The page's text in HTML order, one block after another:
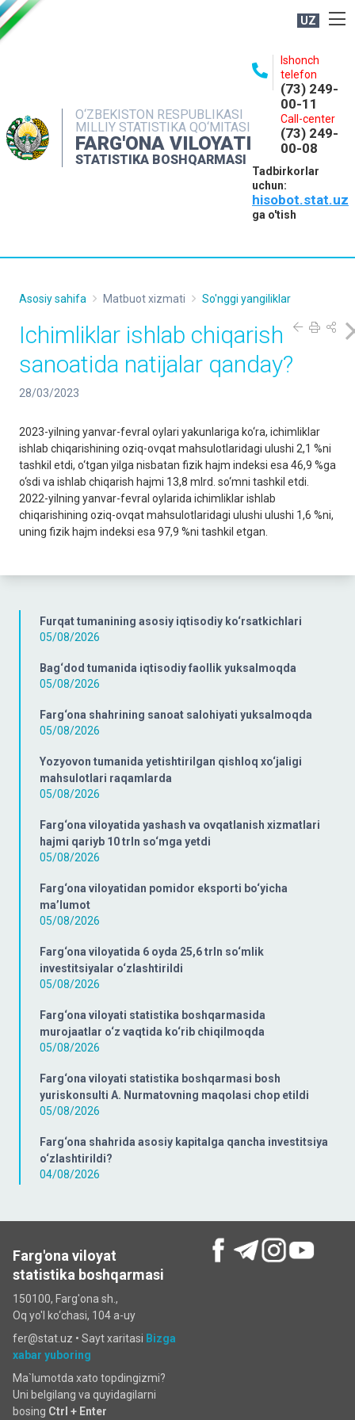
UZ
O‘ZBEKISTON RESPUBLIKASI
MILLIY STATISTIKA QO‘MITASI
FARG'ONA VILOYATI
STATISTIKA BOSHQARMASI
Ishonch
telefon
(73) 249-
00-11
Call-center
(73) 249-
00-08
Tadbirkorlar
uchun:
hisobot.stat.uz
ga o'tish
NASHRLAR
INTERAKTIV XIZMATLAR
MATBUOT XIZMATI
Furqat tumanining asosiy iqtisodiy ko‘rsatkichlari
05/08/2026
Bag‘dod tumanida iqtisodiy faollik yuksalmoqda
05/08/2026
Farg‘ona shahrining sanoat salohiyati yuksalmoqda
05/08/2026
Yozyovon tumanida yetishtirilgan qishloq xo‘jaligi
mahsulotlari raqamlarda
05/08/2026
Farg‘ona viloyatida yashash va ovqatlanish xizmatlari
hajmi qariyb 10 trln so‘mga yetdi
05/08/2026
Farg‘ona viloyatidan pomidor eksporti bo‘yicha
ma’lumot
05/08/2026
Farg‘ona viloyatida 6 oyda 25,6 trln so‘mlik
investitsiyalar o‘zlashtirildi
05/08/2026
Farg‘ona viloyati statistika boshqarmasida
murojaatlar o‘z vaqtida ko‘rib chiqilmoqda
05/08/2026
Farg‘ona viloyati statistika boshqarmasi bosh
yuriskonsulti A. Nurmatovning maqolasi chop etildi
05/08/2026
Farg‘ona shahrida asosiy kapitalga qancha investitsiya
o‘zlashtirildi?
04/08/2026
Asosiy sahifa Matbuot xizmati So'nggi yangiliklar
Ichimliklar ishlab chiqarish
sanoatida natijalar qanday?
28/03/2023
2023-yilning yanvar-fevral oylari yakunlariga ko‘ra, ichimliklar
ishlab chiqarishining oziq-ovqat mahsulotlaridagi ulushi 2,1 %ni
tashkil etdi, o‘tgan yilga nisbatan fizik hajm indeksi esa 46,9 %ga
o‘sdi va ishlab chiqarish hajmi 13,8 mlrd. so‘mni tashkil etdi.
2022-yilning yanvar-fevral oylarida ichimliklar ishlab
chiqarishining oziq-ovqat mahsulotlaridagi ulushi ulushi 1,6 %ni,
uning fizik hajm indeksi esa 97,9 %ni tashkil etgan.
Farg'ona viloyat
statistika boshqarmasi
150100, Farg'ona sh.,
Oq yo'l ko‘chаsi, 104 a-uy
fer@stat.uz • Sayt xaritasi Bizga
xabar yuboring
Ma`lumotda xato topdingizmi?
Uni belgilang va quyidagilarni
bosing Ctrl + Enter